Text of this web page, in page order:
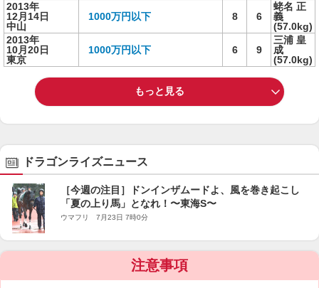
2013年
12月14日
中山
1000万円以下 8 6
蛯名 正
義
(57.0kg)
2013年
10月20日
東京
1000万円以下 6 9
三浦 皇
成
(57.0kg)
もっと見る
ドラゴンライズニュース
［今週の注目］ドンインザムードよ、風を巻き起こし
「夏の上り馬」となれ！〜東海S〜
ウマフリ 7月23日 7時0分
注意事項